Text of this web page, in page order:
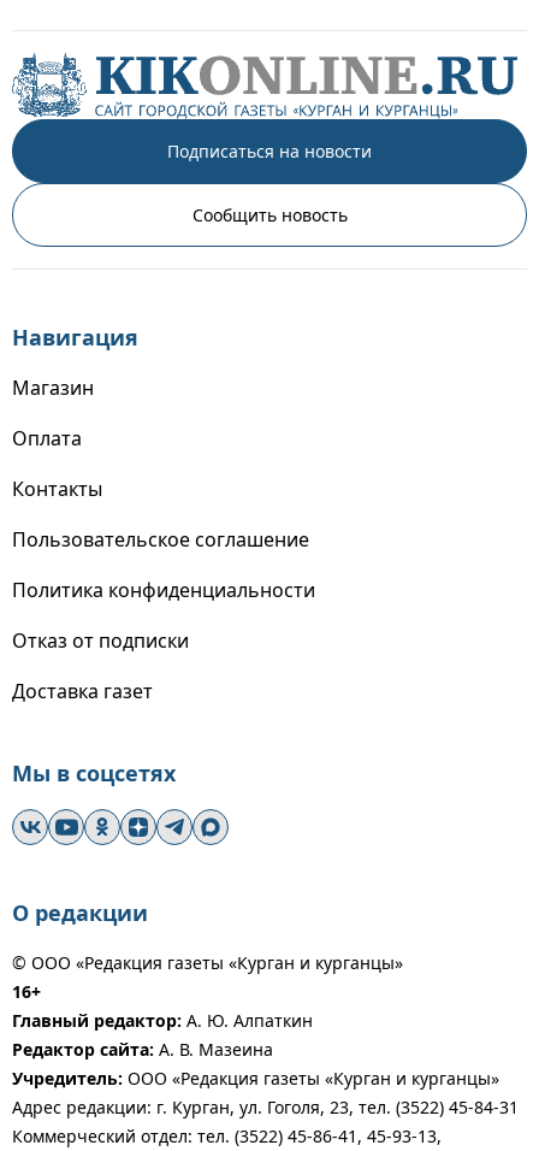
Подписаться на новости
Сообщить новость
Навигация
Магазин
Оплата
Контакты
Пользовательское соглашение
Политика конфиденциальности
Отказ от подписки
Доставка газет
Мы в соцсетях
О редакции
© ООО «Редакция газеты «Курган и курганцы»
16+
Главный редактор: А. Ю. Алпаткин
Редактор сайта: А. В. Мазеина
Учредитель: ООО «Редакция газеты «Курган и курганцы»
Адрес редакции: г. Курган, ул. Гоголя, 23, тел. (3522) 45-84-31
Коммерческий отдел: тел. (3522) 45-86-41, 45-93-13,